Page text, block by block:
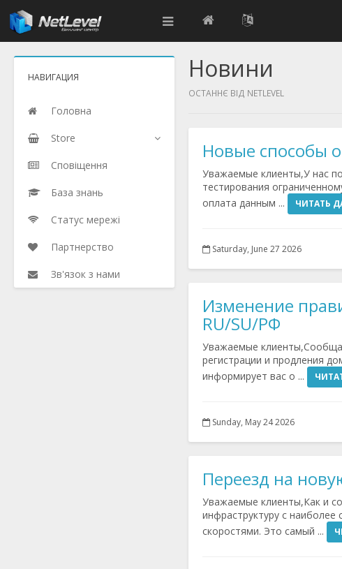
НАВИГАЦИЯ
Головна
Store
Сповіщення
База знань
Статус мережі
Партнерство
Зв'язок з нами
Новини
ОСТАННЄ ВІД NETLEVEL
Новые способы
Уважаемые клиенты,У нас
тестирования
оплата данным ...
ЧИТАТЬ
Saturday, June 27 2026
Изменение
RU/SU/РФ
Уважаемые
регистрации и продления
информирует вас о ...
Sunday, May 24 2026
Переезд на
Уважаемые клиенты,Как и
инфраструктуру с
скоростями. Это самый ...